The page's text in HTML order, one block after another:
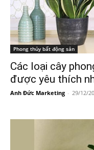
Phong thủy bất động sản
Các loại cây
được yêu thích
Anh Đức Marketing - 29/12/